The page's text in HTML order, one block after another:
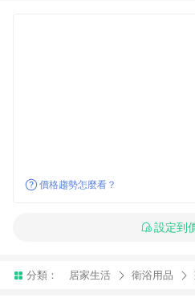
價格趨勢怎麼看？
設定到
分類： 居家生活 衛浴用品